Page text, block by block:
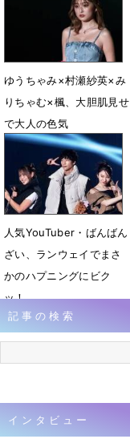
ゆうちゃみ×村瀬紗英×み
りちゃむ×楓、大胆肌見せ
で大人の色気
1月14日 19時13分
人気YouTuber・ばんばん
ざい、ランウェイでまさ
かのハプニングにビク
ッ！
1月14日 08時54分
記事の検索
インタビュー